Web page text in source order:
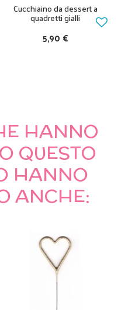
Cucchiaino da dessert a
quadretti gialli
5,90 €
HANNO
QUESTO
HANNO
ANCHE: